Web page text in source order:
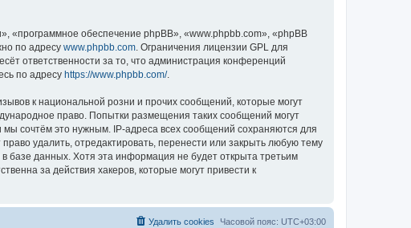
обеспечение phpBB», «www.phpbb.com», «phpBB
по адресу www.phpbb.com. Ограничения лицензии GPL для
ответственности за то, что администрация конференций
по адресу https://www.phpbb.com/.
к национальной розни и прочих сообщений, которые могут
право. Попытки размещения таких сообщений могут
сочтём это нужным. IP-адреса всех сообщений сохраняются для
удалить, отредактировать, перенести или закрыть любую тему
базе данных. Хотя эта информация не будет открыта третьим
за действия хакеров, которые могут привести к
Часовой пояс: UTC+03:00
Удалить cookies